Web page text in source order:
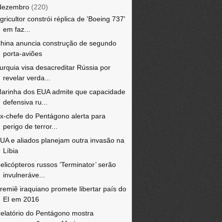
(220)
constrói réplica de 'Boeing 737'
em faz...
anuncia construção de segundo
porta-aviões
visa desacreditar Rússia por
revelar verda...
dos EUA admite que capacidade
defensiva ru...
chefe do Pentágono alerta para
perigo de terror...
e aliados planejam outra invasão na
Líbia
russos ‘Terminator’ serão
invulneráve...
iraquiano promete libertar país do
EI em 2016
do Pentágono mostra